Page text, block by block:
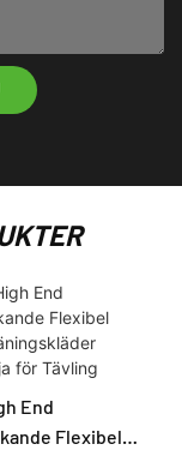
End
Flexibel